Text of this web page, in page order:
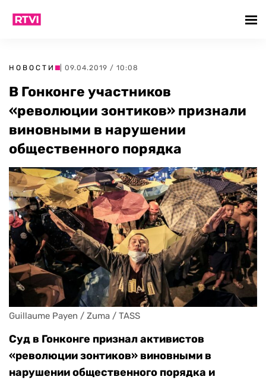
НОВОСТИ | 09.04.2019 / 10:08
В Гонконге участников
«революции зонтиков» признали
виновными в нарушении
общественного порядка
Guillaume Payen / Zuma / TASS
Суд в Гонконге признал активистов
«революции зонтиков» виновными в
нарушении общественного порядка и